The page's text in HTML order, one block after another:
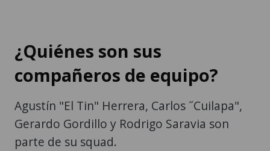
¿Quiénes son sus
compañeros de equipo?
Agustín "El Tin" Herrera, Carlos ˝Cuilapa",
Gerardo Gordillo y Rodrigo Saravia son
parte de su squad.